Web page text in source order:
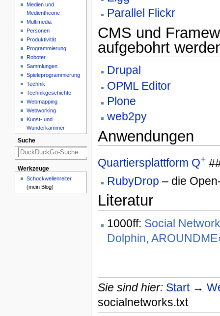
Parallel Flickr
CMS und
aufgebohrt
Drupal
OPML Editor
Plone
web2py
Anwendungen
Quartiersplattform Q+
RubyDrop – die
Literatur
1000ff: Social
Dolphin, AROUNDME
Sie sind hier: Start→
socialnetworks.txt
Medien und
Medientheorie
Multimedia
Personen
Produktivität
Programmierung
Roboter
Sammlungen
Spieleprogrammierung
Technik
Technikgeschichte
Webmapping
Webworking
Kunst- und
Wunderkammer
Suche
Werkzeuge
Schockwellenreiter
(mein Blog)